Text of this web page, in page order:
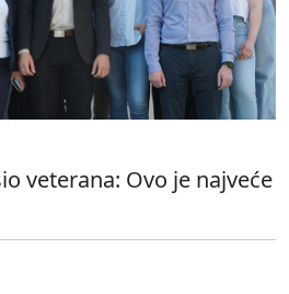
veterana: Ovo je najveće